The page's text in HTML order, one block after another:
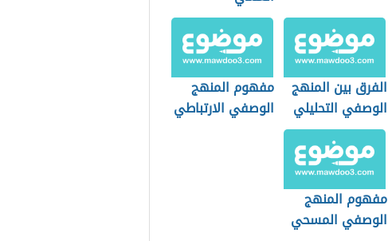
الفرق بين المنهج
الوصفي التحليلي
والمنهج المقارن
مفهوم المنهج
الوصفي الارتباطي
مفهوم المنهج
الوصفي المسحي